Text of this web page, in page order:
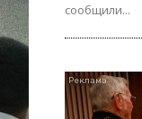
сообщили...